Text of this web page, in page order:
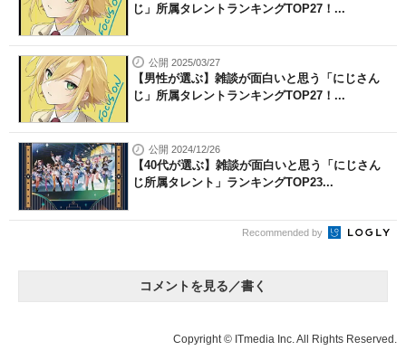
じ」所属タレントランキングTOP27！...
公開 2025/03/27
【男性が選ぶ】雑談が面白いと思う「にじさん
じ」所属タレントランキングTOP27！...
公開 2024/12/26
【40代が選ぶ】雑談が面白いと思う「にじさん
じ所属タレント」ランキングTOP23...
Recommended by
コメントを見る／書く
Copyright © ITmedia Inc. All Rights Reserved.